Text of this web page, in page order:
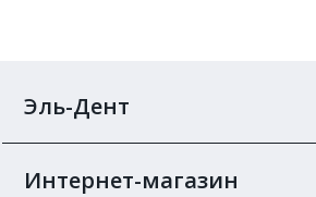
Эль-Дент
Интернет-магазин